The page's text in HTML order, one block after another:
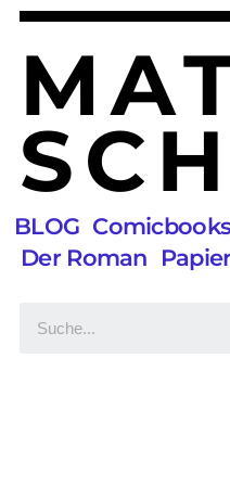
BLOG
Der Roman